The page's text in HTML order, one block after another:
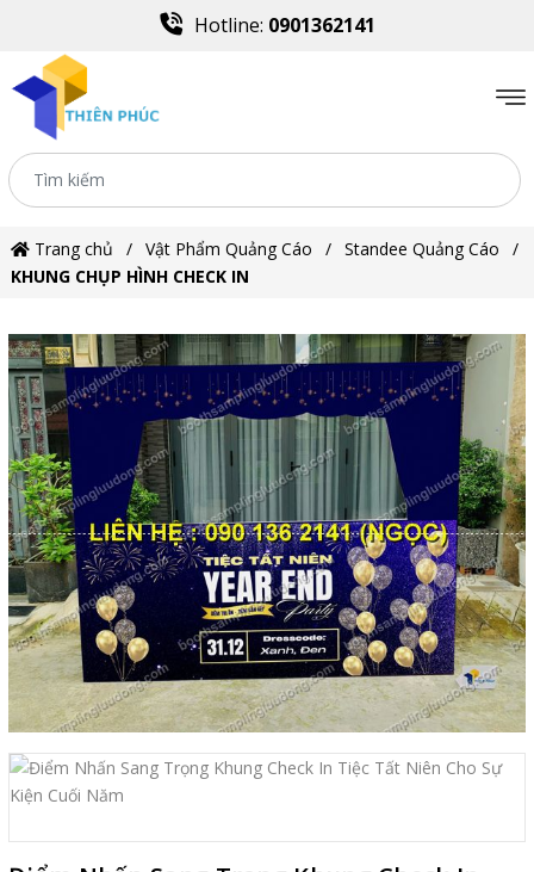
Hotline: 0901362141
Trang chủ Vật Phẩm Quảng Cáo
Standee Quảng Cáo
KHUNG CHỤP HÌNH CHECK IN